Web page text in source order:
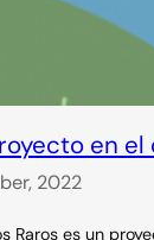
en el
2022
Raros es un